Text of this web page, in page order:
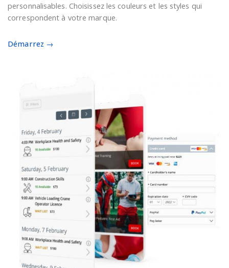
personnalisables. Choisissez les couleurs et les styles qui
correspondent à votre marque.
Démarrez →